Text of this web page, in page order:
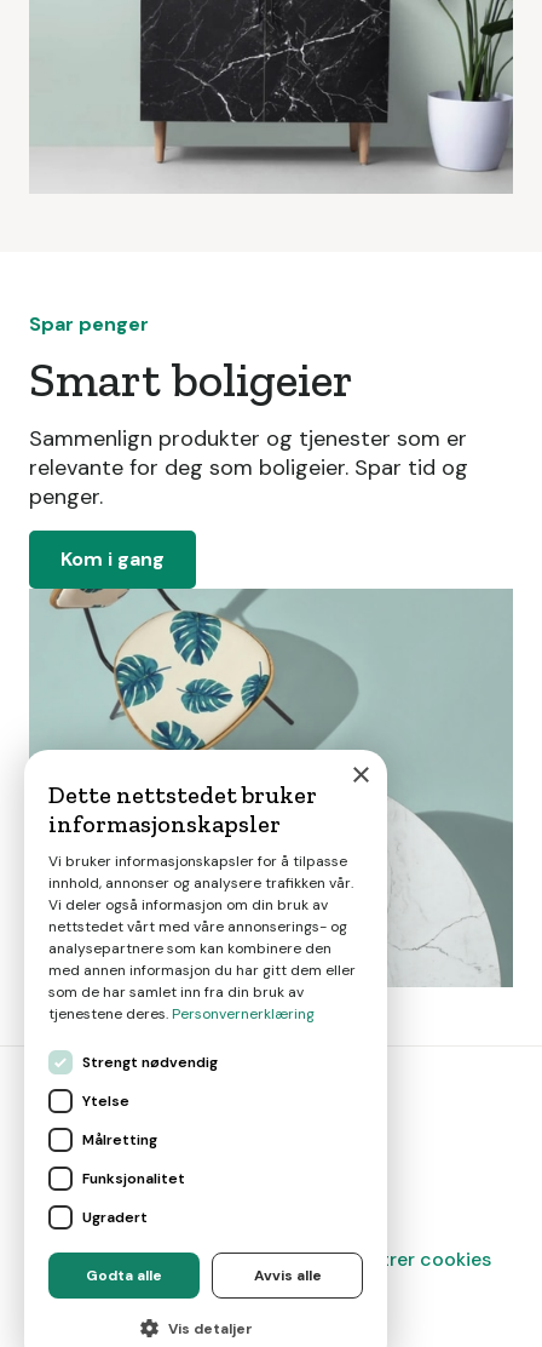
Spar penger
Smart boligeier
Sammenlign produkter og tjenester som er
relevante for deg som boligeier. Spar tid og
penger.
Kom i gang
Gjør smarte boligvalg
Magasin Om oss Kontakt Administrer cookies
© 2026Marketplace AS
×
Dette nettstedet bruker
informasjonskapsler
Vi bruker informasjonskapsler for å tilpasse
innhold, annonser og analysere trafikken vår.
Vi deler også informasjon om din bruk av
nettstedet vårt med våre annonserings- og
analysepartnere som kan kombinere den
med annen informasjon du har gitt dem eller
som de har samlet inn fra din bruk av
tjenestene deres.Personvernerklæring
Strengt nødvendig
Ytelse
Målretting
Funksjonalitet
Ugradert
Godta alle Avvis alle
Vis detaljer